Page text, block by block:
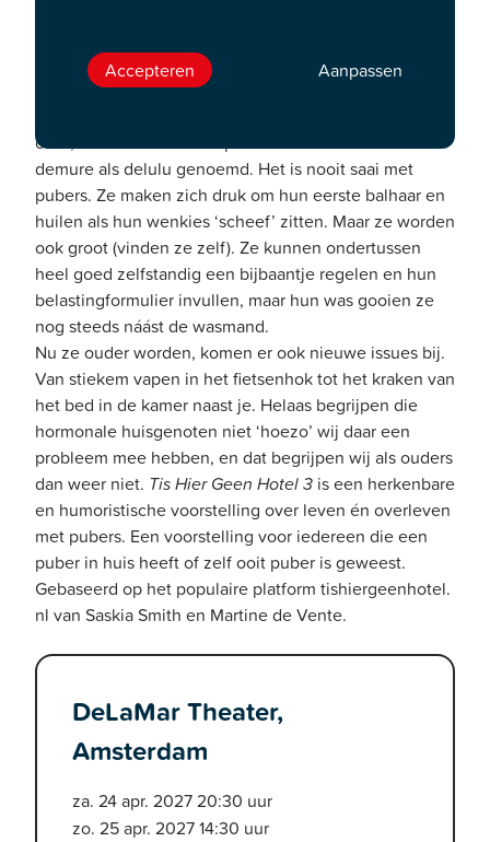
het nu tijd voor deel 3
oren, de badkamer is ontploft en we worden zowel
demure als delulu genoemd. Het is nooit saai met
pubers. Ze maken zich druk om hun eerste balhaar en
huilen als hun wenkies ‘scheef’ zitten. Maar ze worden
ook groot (vinden ze zelf). Ze kunnen ondertussen
heel goed zelfstandig een bijbaantje regelen en hun
belastingformulier invullen, maar hun was gooien ze
nog steeds náást de wasmand.
Nu ze ouder worden, komen er ook nieuwe issues bij.
Van stiekem vapen in het fietsenhok tot het kraken van
het bed in de kamer naast je. Helaas begrijpen die
hormonale huisgenoten niet ‘hoezo’ wij daar een
probleem mee hebben, en dat begrijpen wij als ouders
dan weer niet. Tis Hier Geen Hotel 3 is een herkenbare
en humoristische voorstelling over leven én overleven
met pubers. Een voorstelling voor iedereen die een
puber in huis heeft of zelf ooit puber is geweest.
Gebaseerd op het populaire platform tishiergeenhotel.
nl van Saskia Smith en Martine de Vente.
DeLaMar Theater,
Amsterdam
za. 24 apr. 2027 20:30 uur
zo. 25 apr. 2027 14:30 uur
Accepteren Aanpassen